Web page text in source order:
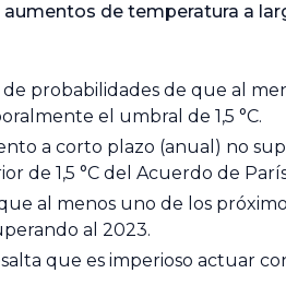
aumentos de temperatura a
de probabilidades de que al
el umbral de 1,5 °C.
a corto plazo (anual) no
de 1,5 °C del Acuerdo de
al menos uno de los
al 2023.
que es imperioso actuar